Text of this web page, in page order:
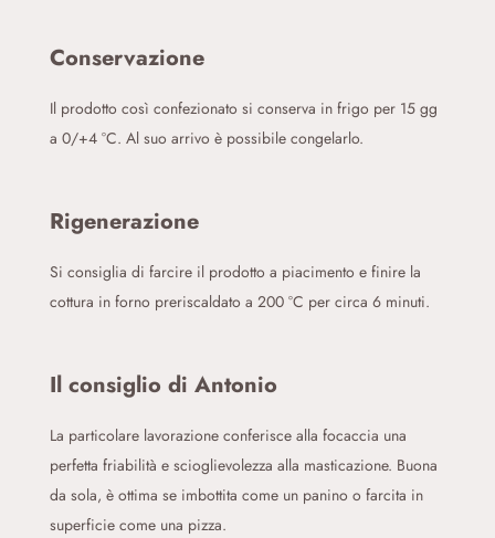
Conservazione
Il prodotto così confezionato si conserva in frigo per 15 gg
a 0/+4 °C. Al suo arrivo è possibile congelarlo.
Rigenerazione
Si consiglia di farcire il prodotto a piacimento e finire la
cottura in forno preriscaldato a 200 °C per circa 6 minuti.
Il consiglio di Antonio
La particolare lavorazione conferisce alla focaccia una
perfetta friabilità e scioglievolezza alla masticazione. Buona
da sola, è ottima se imbottita come un panino o farcita in
superficie come una pizza.